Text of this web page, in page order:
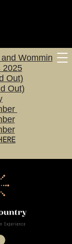
Wommin
2025
Out)
Out)